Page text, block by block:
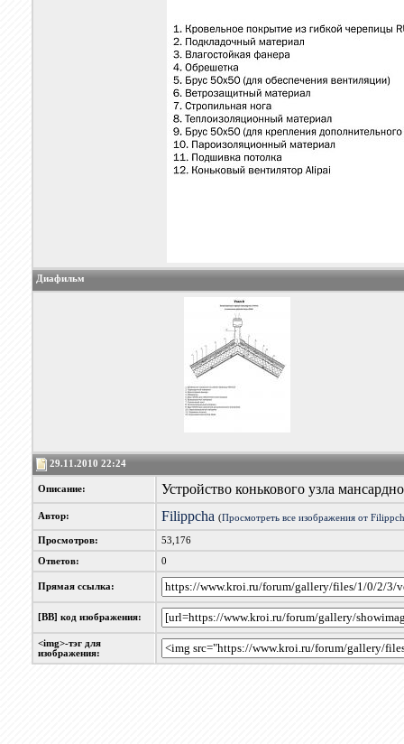
Диафильм
29.11.2010 22:24
Описание: Устройство конькового узла
Автор: Filippcha (Просмотреть все изображения от
Просмотров: 53,176
Ответов: 0
Прямая ссылка:
[BB] код изображения:
<img>-тэг для
изображения: